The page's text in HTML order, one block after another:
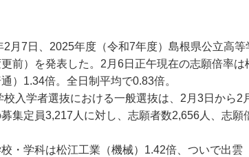
月7日、2025年度（令和7年度）島根県公立高
前）を発表した。2月6日正午現在の志願倍率は
）1.34倍。全日制平均で0.83倍。
入学者選抜における一般選抜は、2月3日から2
集定員3,217人に対し、志願者数2,656人、志願
・学科は松江工業（機械）1.42倍、ついで出雲